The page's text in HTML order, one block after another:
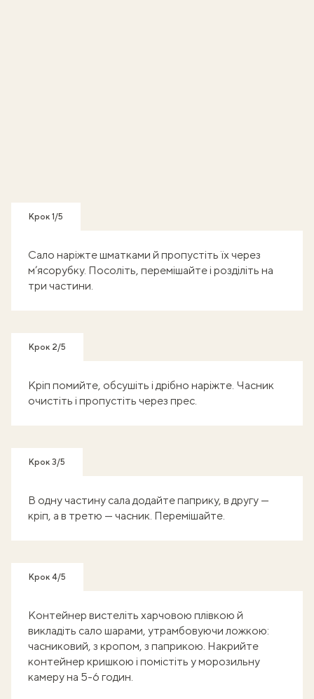
Крок 1/5
Сало наріжте шматками й пропустіть їх через
м’ясорубку. Посоліть, перемішайте і розділіть на
три частини.
Крок 2/5
Кріп помийте, обсушіть і дрібно наріжте. Часник
очистіть і пропустіть через прес.
Крок 3/5
В одну частину сала додайте паприку, в другу —
кріп, а в третю — часник. Перемішайте.
Крок 4/5
Контейнер вистеліть харчовою плівкою й
викладіть сало шарами, утрамбовуючи ложкою:
часниковий, з кропом, з паприкою. Накрийте
контейнер кришкою і помістіть у морозильну
камеру на 5-6 годин.